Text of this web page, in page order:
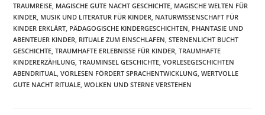
TRAUMREISE, MAGISCHE GUTE NACHT GESCHICHTE, MAGISCHE WELTEN FÜR
KINDER, MUSIK UND LITERATUR FÜR KINDER, NATURWISSENSCHAFT FÜR
KINDER ERKLÄRT, PÄDAGOGISCHE KINDERGESCHICHTEN, PHANTASIE UND
ABENTEUER KINDER, RITUALE ZUM EINSCHLAFEN, STERNENLICHT BUCHT
GESCHICHTE, TRAUMHAFTE ERLEBNISSE FÜR KINDER, TRAUMHAFTE
KINDERERZÄHLUNG, TRAUMINSEL GESCHICHTE, VORLESEGESCHICHTEN
ABENDRITUAL, VORLESEN FÖRDERT SPRACHENTWICKLUNG, WERTVOLLE
GUTE NACHT RITUALE, WOLKEN UND STERNE VERSTEHEN